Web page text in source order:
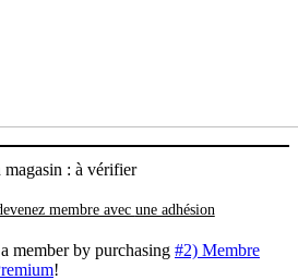
magasin : à vérifier
membre avec une adhésion
member by purchasing #2) Membre
!